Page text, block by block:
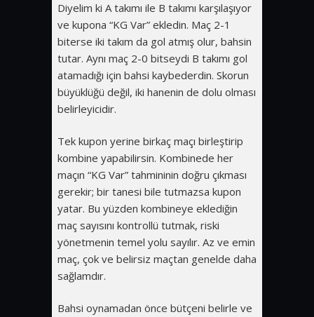
Diyelim ki A takımı ile B takımı karşılaşıyor
ve kupona “KG Var” ekledin. Maç 2-1
biterse iki takım da gol atmış olur, bahsin
tutar. Aynı maç 2-0 bitseydi B takımı gol
atamadığı için bahsi kaybederdin. Skorun
büyüklüğü değil, iki hanenin de dolu olması
belirleyicidir.
Tek kupon yerine birkaç maçı birleştirip
kombine yapabilirsin. Kombinede her
maçın “KG Var” tahmininin doğru çıkması
gerekir; bir tanesi bile tutmazsa kupon
yatar. Bu yüzden kombineye eklediğin
maç sayısını kontrollü tutmak, riski
yönetmenin temel yolu sayılır. Az ve emin
maç, çok ve belirsiz maçtan genelde daha
sağlamdır.
Bahsi oynamadan önce bütçeni belirle ve